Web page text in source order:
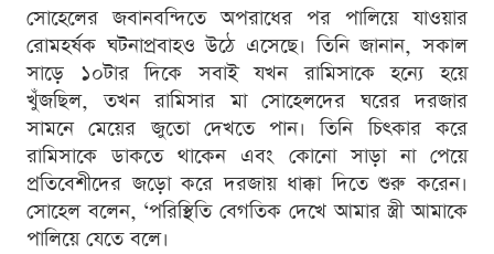
সোহেলের জবানবন্দিতে অপরাধের পর পালিয়ে যাওয়ার
রোমহর্ষক ঘটনাপ্রবাহও উঠে এসেছে। তিনি জানান, সকাল
সাড়ে ১০টার দিকে সবাই যখন রামিসাকে হন্যে হয়ে
খুঁজছিল, তখন রামিসার মা সোহেলদের ঘরের দরজার
সামনে মেয়ের জুতো দেখতে পান। তিনি চিৎকার করে
রামিসাকে ডাকতে থাকেন এবং কোনো সাড়া না পেয়ে
প্রতিবেশীদের জড়ো করে দরজায় ধাক্কা দিতে শুরু করেন।
সোহেল বলেন, ‘পরিস্থিতি বেগতিক দেখে আমার স্ত্রী আমাকে
পালিয়ে যেতে বলে।